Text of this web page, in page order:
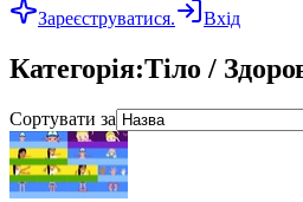
Зареєструватися. Вхід
Категорія:Тіло /
Сортувати за